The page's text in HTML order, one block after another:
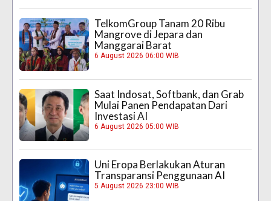
TelkomGroup Tanam 20 Ribu
Mangrove di Jepara dan
Manggarai Barat
6 August 2026 06:00 WIB
Saat Indosat, Softbank, dan Grab
Mulai Panen Pendapatan Dari
Investasi AI
6 August 2026 05:00 WIB
Uni Eropa Berlakukan Aturan
Transparansi Penggunaan AI
5 August 2026 23:00 WIB